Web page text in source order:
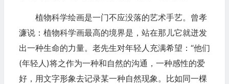
植物科学绘画是一门不应没落的艺术手艺。曾孝
濂说：植物科学画最高的境界是，站在那儿它就迸发
出一种生命的力量。老先生对年轻人充满希望：“他们
(年轻人)将之作为一种和自然的沟通，一种感性的爱
好，用文字形象去记录某一种自然现象。比如同一棵